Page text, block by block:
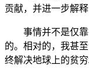
贡献，并进一步解释
事情并不是仅靠
的。相对的，我甚
终解决地球上的贫